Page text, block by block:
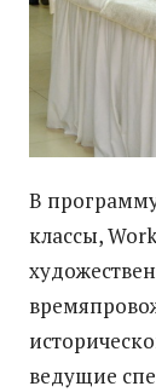
В
классы,
ведущие